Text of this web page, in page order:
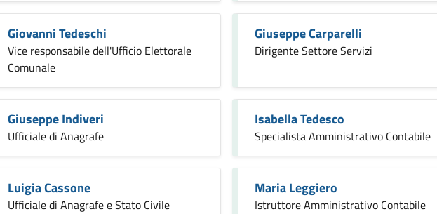
Giovanni Tedeschi
Vice responsabile dell'Ufficio Elettorale
Comunale
Giuseppe Carparelli
Dirigente Settore Servizi
Giuseppe Indiveri
Ufficiale di Anagrafe
Isabella Tedesco
Specialista Amministrativo Contabile
Luigia Cassone
Ufficiale di Anagrafe e Stato Civile
Maria Leggiero
Istruttore Amministrativo Contabile